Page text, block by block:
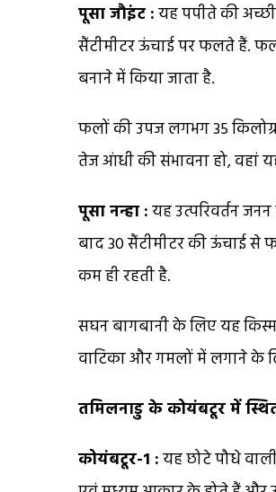
पूसा जौइंट :यह पपीते की
सैंटीमीटर ऊंचाई पर फलते हैं.
बनाने में किया जाता है.
फलों की उपज लगभग 35
तेज आंधी की संभावना हो, वहां
पूसा नन्हा :यह उत्परिवर्तन
बाद 30 सैंटीमीटर की ऊंचाई
कम ही रहती है.
सघन बागबानी के लिए यह किस्म
वाटिका और गमलों में लगाने के
तमिलनाडु के कोयंबटूर में
कोयंबटूर-1 :यह छोटे पौधे